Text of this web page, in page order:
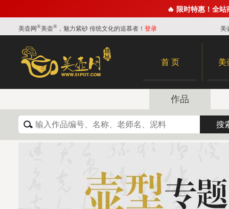
🔥 限时特惠！全
美壶网®美壶® ，魅力紫砂 传统文化的追慕者！ 登录 美
首 页 美
作品